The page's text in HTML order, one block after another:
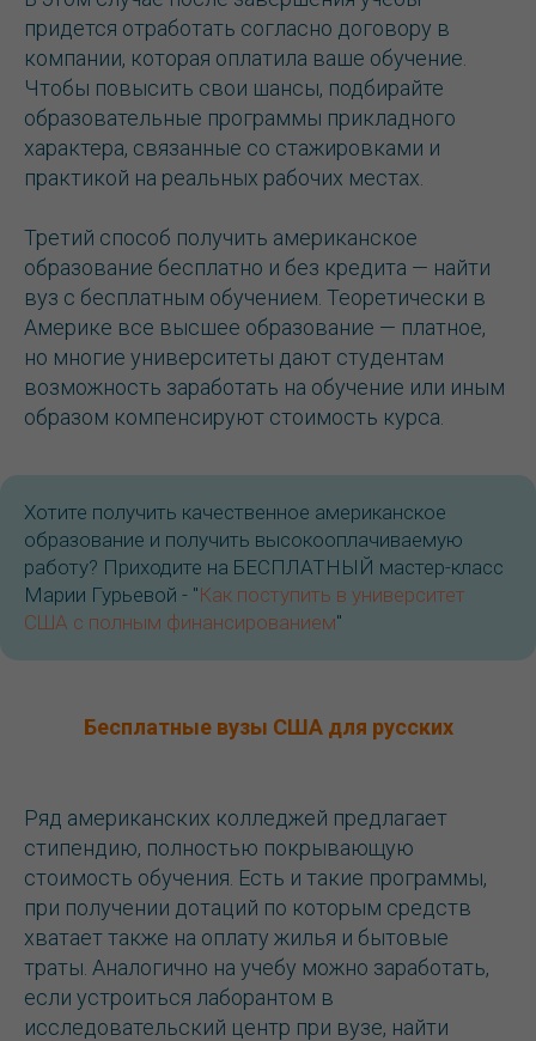
придется отработать согласно договору в
компании, которая оплатила ваше обучение.
Чтобы повысить свои шансы, подбирайте
образовательные программы прикладного
характера, связанные со стажировками и
практикой на реальных рабочих местах.
Третий способ получить американское
образование бесплатно и без кредита — найти
вуз с бесплатным обучением. Теоретически в
Америке все высшее образование — платное,
но многие университеты дают студентам
возможность заработать на обучение или иным
образом компенсируют стоимость курса.
Хотите получить качественное американское
образование и получить высокооплачиваемую
работу? Приходите на БЕСПЛАТНЫЙ мастер-класс
Марии Гурьевой - "Как поступить в университет
США с полным финансированием"
Бесплатные вузы США для русских
Ряд американских колледжей предлагает
стипендию, полностью покрывающую
стоимость обучения. Есть и такие программы,
при получении дотаций по которым средств
хватает также на оплату жилья и бытовые
траты. Аналогично на учебу можно заработать,
если устроиться лаборантом в
исследовательский центр при вузе, найти